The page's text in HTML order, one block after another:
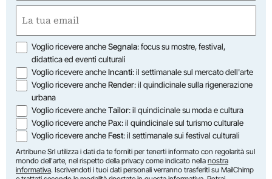
First
(Required)
Opzioni
Voglio ricevere ancheSegnala: focus su mostre, festival,
didattica ed eventi culturali
Voglio ricevere ancheIncanti: il settimanale sul mercato dell'arte
Voglio ricevere ancheRender: il quindicinale sulla rigenerazione
urbana
Voglio ricevere ancheTailor: il quindicinale su moda e cultura
Voglio ricevere anchePax: il quindicinale sul turismo culturale
Voglio ricevere ancheFest: il settimanale sui festival culturali
Artribune Srl utilizza i dati da te forniti per tenerti informato con regolarità sul
mondo dell'arte, nel rispetto della privacy come indicato nella nostra
informativa. Iscrivendoti i tuoi dati personali verranno trasferiti su MailChimp